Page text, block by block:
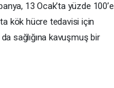
13 Ocak’ta yüzde 100’e
kök hücre tedavisi için
sağlığına kavuşmuş bir